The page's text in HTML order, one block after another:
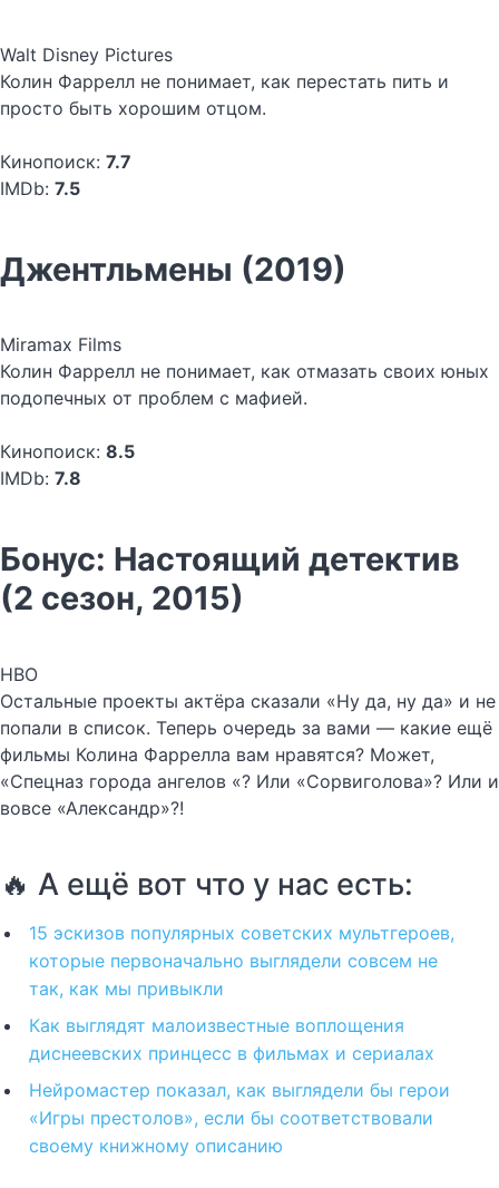
Walt Disney Pictures
Колин Фаррелл не понимает, как перестать пить и
просто быть хорошим отцом.
Кинопоиск: 7.7
IMDb: 7.5
Джентльмены (2019)
Miramax Films
Колин Фаррелл не понимает, как отмазать своих юных
подопечных от проблем с мафией.
Кинопоиск: 8.5
IMDb: 7.8
Бонус: Настоящий детектив
(2 сезон, 2015)
HBO
Остальные проекты актёра сказали «Ну да, ну да» и не
попали в список. Теперь очередь за вами — какие ещё
фильмы Колина Фаррелла вам нравятся? Может,
«Спецназ города ангелов «? Или «Сорвиголова»? Или и
вовсе «Александр»?!
🔥 А ещё вот что у нас есть:
15 эскизов популярных советских мультгероев,
которые первоначально выглядели совсем не
так, как мы привыкли
Как выглядят малоизвестные воплощения
диснеевских принцесс в фильмах и сериалах
Нейромастер показал, как выглядели бы герои
«Игры престолов», если бы соответствовали
своему книжному описанию